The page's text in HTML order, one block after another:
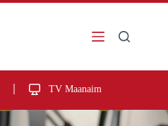
TV Maanaim